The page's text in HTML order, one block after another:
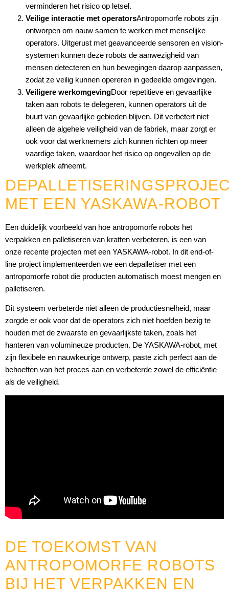
verminderen het risico op letsel.
Veilige interactie met operatorsAntropomorfe robots zijn
ontworpen om nauw samen te werken met menselijke
operators. Uitgerust met geavanceerde sensoren en vision-
systemen kunnen deze robots de aanwezigheid van
mensen detecteren en hun bewegingen daarop aanpassen,
zodat ze veilig kunnen opereren in gedeelde omgevingen.
Veiligere werkomgevingDoor repetitieve en gevaarlijke
taken aan robots te delegeren, kunnen operators uit de
buurt van gevaarlijke gebieden blijven. Dit verbetert niet
alleen de algehele veiligheid van de fabriek, maar zorgt er
ook voor dat werknemers zich kunnen richten op meer
vaardige taken, waardoor het risico op ongevallen op de
werkplek afneemt.
MET EEN YASKAWA-ROBOT
Een duidelijk voorbeeld van hoe antropomorfe robots het
verpakken en palletiseren van kratten verbeteren, is een van
onze recente projecten met een YASKAWA-robot. In dit end-of-
line project implementeerden we een depalletiser met een
antropomorfe robot die producten automatisch moest mengen en
palletiseren.
Dit systeem verbeterde niet alleen de productiesnelheid, maar
zorgde er ook voor dat de operators zich niet hoefden bezig te
houden met de zwaarste en gevaarlijkste taken, zoals het
hanteren van volumineuze producten. De YASKAWA-robot, met
zijn flexibele en nauwkeurige ontwerp, paste zich perfect aan de
behoeften van het proces aan en verbeterde zowel de efficiëntie
als de veiligheid.
DE TOEKOMST VAN
ANTROPOMORFE ROBOTS
BIJ HET VERPAKKEN EN